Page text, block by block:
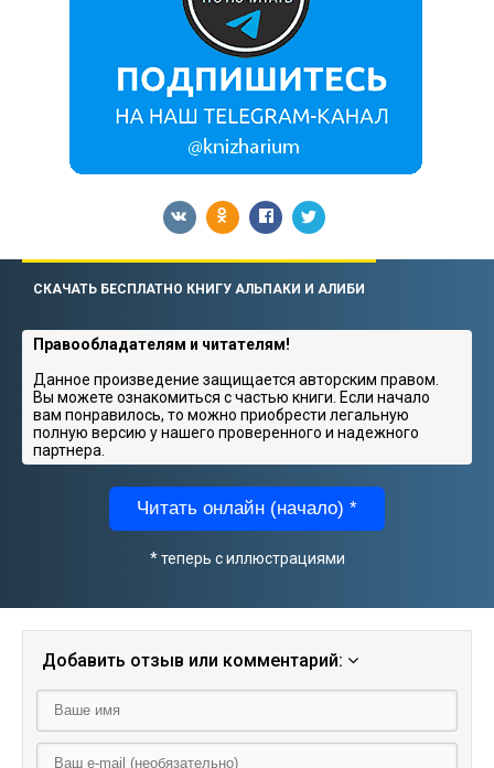
СКАЧАТЬ БЕСПЛАТНО КНИГУ АЛЬПАКИ И АЛИБИ
Правообладателям и читателям!
Данное произведение защищается авторским правом.
Вы можете ознакомиться с частью книги. Если начало
вам понравилось, то можно приобрести легальную
полную версию у нашего проверенного и надежного
партнера.
Читать онлайн (начало) *
* теперь с иллюстрациями
Добавить отзыв или комментарий: